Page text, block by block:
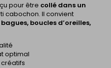
pour être collé dans un
cabochon. Il convient
bagues, boucles d’oreilles,
optimal